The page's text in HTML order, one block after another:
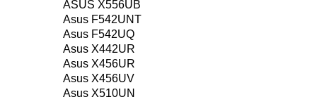
ASUS X556UB
Asus F542UNT
Asus F542UQ
Asus X442UR
Asus X456UR
Asus X456UV
Asus X510UN